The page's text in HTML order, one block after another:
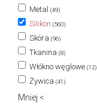
Metal (49)
Silikon (560)
Skóra (96)
Tkanina (8)
Włókno węglowe (12)
Żywica (41)
Mniej <